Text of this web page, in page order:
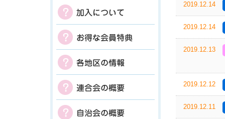
2019.12.14
2019.12.14
2019.12.13
2019.12.12
2019.12.11